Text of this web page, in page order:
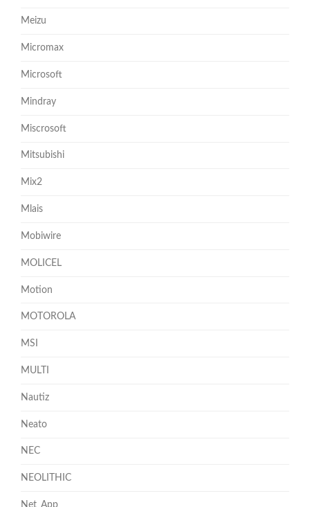
Meizu
Micromax
Microsoft
Mindray
Miscrosoft
Mitsubishi
Mix2
Mlais
Mobiwire
MOLICEL
Motion
MOTOROLA
MSI
MULTI
Nautiz
Neato
NEC
NEOLITHIC
Net_App